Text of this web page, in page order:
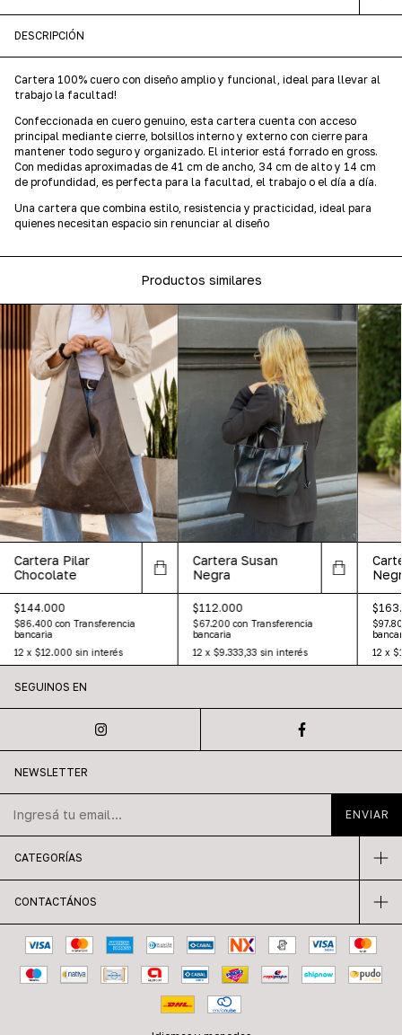
DESCRIPCIÓN
Cartera 100% cuero con diseño amplio y funcional, ideal para llevar al
trabajo la facultad!
Confeccionada en cuero genuino, esta cartera cuenta con acceso
principal mediante cierre, bolsillos interno y externo con cierre para
mantener todo seguro y organizado. El interior está forrado en gross.
Con medidas aproximadas de 41 cm de ancho, 34 cm de alto y 14 cm
de profundidad, es perfecta para la facultad, el trabajo o el día a día.
Una cartera que combina estilo, resistencia y practicidad, ideal para
quienes necesitan espacio sin renunciar al diseño
Productos similares
Cartera Pilar
Chocolate
$144.000
$86.400con Transferencia
bancaria
12 x $12.000 sin interés
Cartera Susan
Negra
$112.000
$67.200con Transferencia
bancaria
12 x$9.333,33 sin interés
12 x
SEGUINOS EN
NEWSLETTER
CATEGORÍAS
CONTACTÁNOS